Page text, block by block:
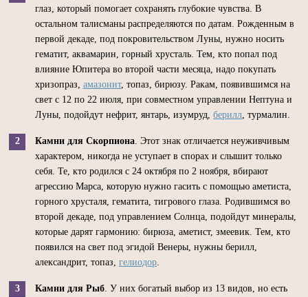
глаз, который помогает сохранять глубокие чувства. В
остальном талисманы распределяются по датам. Рожденным в
первой декаде, под покровительством Луны, нужно носить
гематит, аквамарин, горный хрусталь. Тем, кто попал под
влияние Юпитера во второй части месяца, надо покупать
хризопраз, амазонит, топаз, бирюзу. Ракам, появившимся на
свет с 12 по 22 июля, при совместном управлении Нептуна и
Луны, подойдут нефрит, янтарь, изумруд, берилл , турмалин.
Камни для Скорпиона . Этот знак отличается неуживчивым
характером, никогда не уступает в спорах и слышит только
себя. Те, кто родился с 24 октября по 2 ноября, вбирают
агрессию Марса, которую нужно гасить с помощью аметиста,
горного хрусталя, гематита, тигрового глаза. Родившимся во
второй декаде, под управлением Солнца, подойдут минералы,
которые дарят гармонию: бирюза, аметист, змеевик. Тем, кто
появился на свет под эгидой Венеры, нужны берилл,
александрит, топаз, гелиодор
Камни для Рыб . У них богатый выбор из 13 видов, но есть